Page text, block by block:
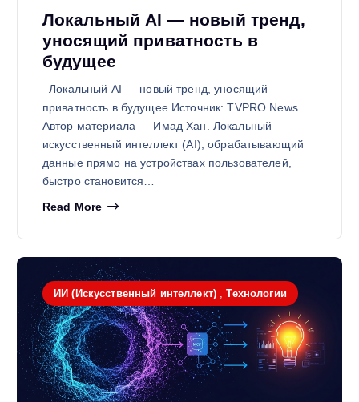
Локальный AI — новый тренд,
уносящий приватность в
будущее
Локальный AI — новый тренд, уносящий
приватность в будущее Источник: TVPRO News.
Автор материала — Имад Хан. Локальный
искусственный интеллект (AI), обрабатывающий
данные прямо на устройствах пользователей,
быстро становится…
Read More
ИИ (Искусственный интеллект),Технологии